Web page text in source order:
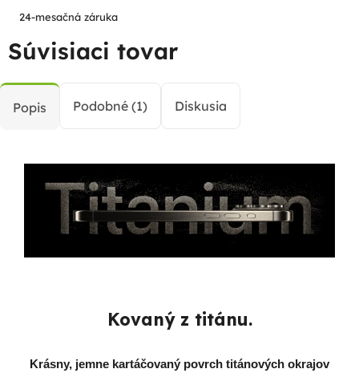
24-mesačná záruka
Súvisiaci tovar
Popis Podobné (1) Diskusia
Kovaný z titánu.
Krásny, jemne kartáčovaný povrch titánových okrajov